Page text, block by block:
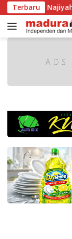
Langsung
ke
konten
TerbaruGelar